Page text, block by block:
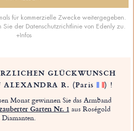
für kommerzielle Zwecke weitergegeben.
Sie der Datenschutzrichtlinie von Edenly zu.
+Infos
GLÜCKWUNSCH
ALEXANDRA R. (Paris ) !
Monat gewinnen Sie das Armband
Garten Nr. 1 aus Roségold